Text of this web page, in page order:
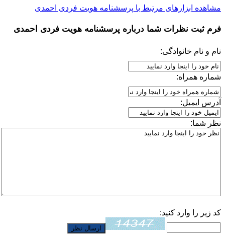
مشاهده ابزارهای مرتبط با پرسشنامه هویت فردی احمدی
فرم ثبت نظرات شما درباره پرسشنامه هویت فردی احمدی
نام و نام خانوادگی:
شماره همراه:
آدرس ایمیل:
نظر شما:
کد زیر را وارد کنید: